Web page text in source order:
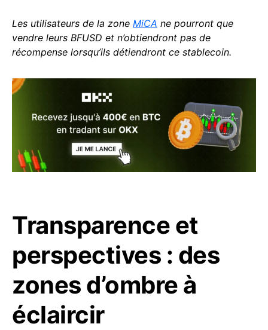
Les utilisateurs de la zone MiCA ne pourront que
vendre leurs BFUSD et n’obtiendront pas de
récompense lorsqu’ils détiendront ce stablecoin.
Transparence et
perspectives : des
zones d’ombre à
éclaircir